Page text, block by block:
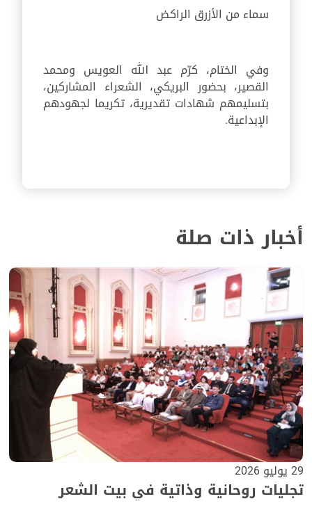
سماء من الأزرق الراكض
وفي الختام، كرّم عبد الله العويس ومحمد
القصير، بحضور البريكي، الشعراء المشاركين،
بتسليمهم شهادات تقديرية، تكريما لجهودهم
الإبداعية.
أخبار ذات صلة
29 يوليو 2026
تجليات روحانية وذاتية في بيت الشعر